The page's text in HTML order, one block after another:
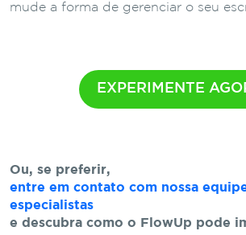
mude a forma de gerenciar o seu
EXPERIMENTE
Ou, se preferir,
entre em contato com nossa
especialistas
e descubra como o FlowUp pode